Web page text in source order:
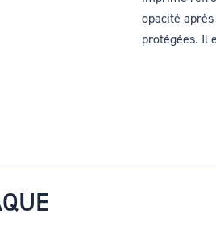
opacité
protégées. Il